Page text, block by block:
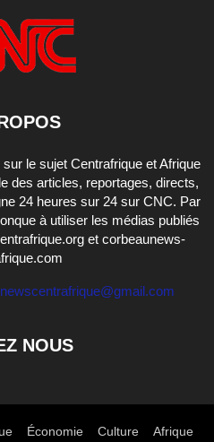
le sujet Centrafrique et Afrique
des articles, reportages, directs,
24 heures sur 24 sur CNC. Par
à utiliser les médias publiés
et corbeaunews-
NOUS
Économie Culture Afrique